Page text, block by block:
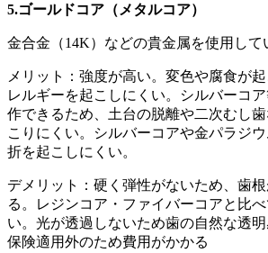
5.ゴールドコア（メタルコア）
金合金（14K）などの貴金属を使用して
メリット：強度が高い。変色や腐食が
レルギーを起こしにくい。シルバーコ
作できるため、土台の脱離や二次むし
こりにくい。シルバーコアや金パラジ
折を起こしにくい。
デメリット：硬く弾性がないため、歯
る。レジンコア・ファイバーコアと比
い。光が透過しないため歯の自然な透明
保険適用外のため費用がかかる